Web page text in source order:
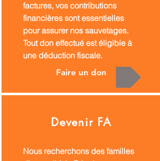
factures, vos contributions
financières sont essentielles
pour assurer nos sauvetages.
Tout don effectué est éligible à
une déduction fiscale.
Faire un don
Devenir FA
Nous recherchons des familles